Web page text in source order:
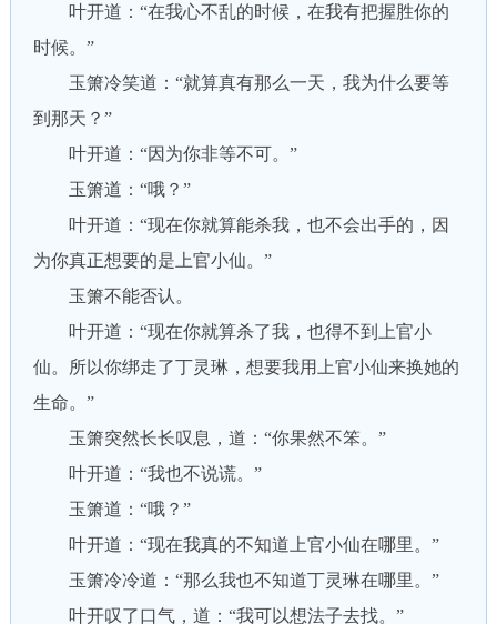
叶开道：“在我心不乱的时候，在我有把握胜你的
时候。”
玉箫冷笑道：“就算真有那么一天，我为什么要等
到那天？”
叶开道：“因为你非等不可。”
玉箫道：“哦？”
叶开道：“现在你就算能杀我，也不会出手的，因
为你真正想要的是上官小仙。”
玉箫不能否认。
叶开道：“现在你就算杀了我，也得不到上官小
仙。所以你绑走了丁灵琳，想要我用上官小仙来换她的
生命。”
玉箫突然长长叹息，道：“你果然不笨。”
叶开道：“我也不说谎。”
玉箫道：“哦？”
叶开道：“现在我真的不知道上官小仙在哪里。”
玉箫冷冷道：“那么我也不知道丁灵琳在哪里。”
叶开叹了口气，道：“我可以想法子去找。”